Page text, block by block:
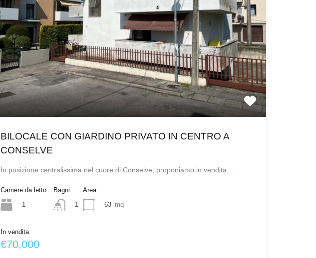
BILOCALE CON GIARDINO PRIVATO IN CENTRO A
CONSELVE
In posizione centralissima nel cuore di Conselve, proponiamo in vendita…
Camere da letto
1
Bagni
1
Area
63 mq
In vendita
€70,000